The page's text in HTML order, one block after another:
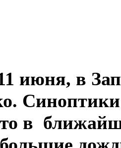
июня, в
в